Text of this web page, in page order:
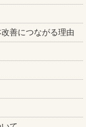
善につながる理由